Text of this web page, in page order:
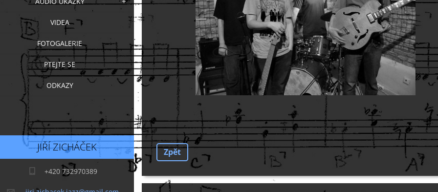
VIDEA
FOTOGALERIE
PTEJTE SE
ODKAZY
JIŘÍ ZICHÁČEK
+420 732970389
Zpět